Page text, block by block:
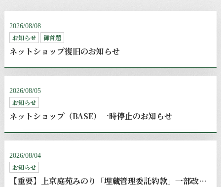
2026/08/08
お知らせ 御首題
ネットショップ復旧のお知らせ
2026/08/05
お知らせ
ネットショップ（BASE）一時停止のお知らせ
2026/08/04
お知らせ
【重要】上京庭苑みのり「埋蔵管理委託約款」一部改定のお知らせ